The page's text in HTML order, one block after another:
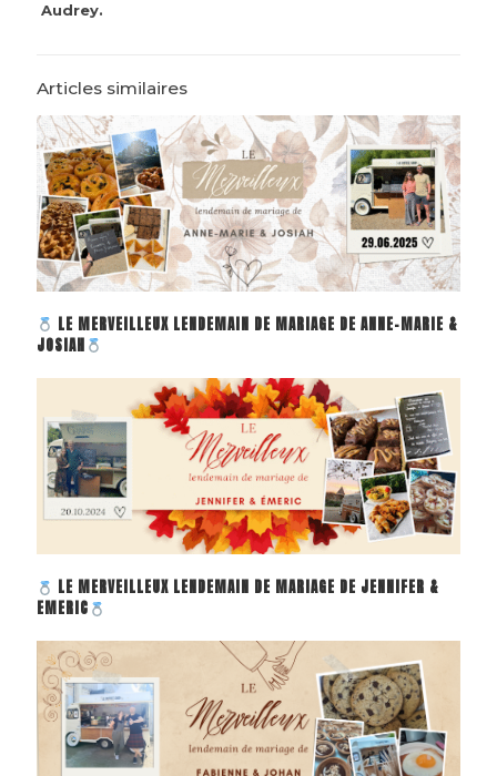
Audrey.
Articles similaires
LE MERVEILLEUX LENDEMAIN DE MARIAGE DE ANNE-MARIE &
JOSIAH
LE MERVEILLEUX LENDEMAIN DE MARIAGE DE JENNIFER &
EMERIC